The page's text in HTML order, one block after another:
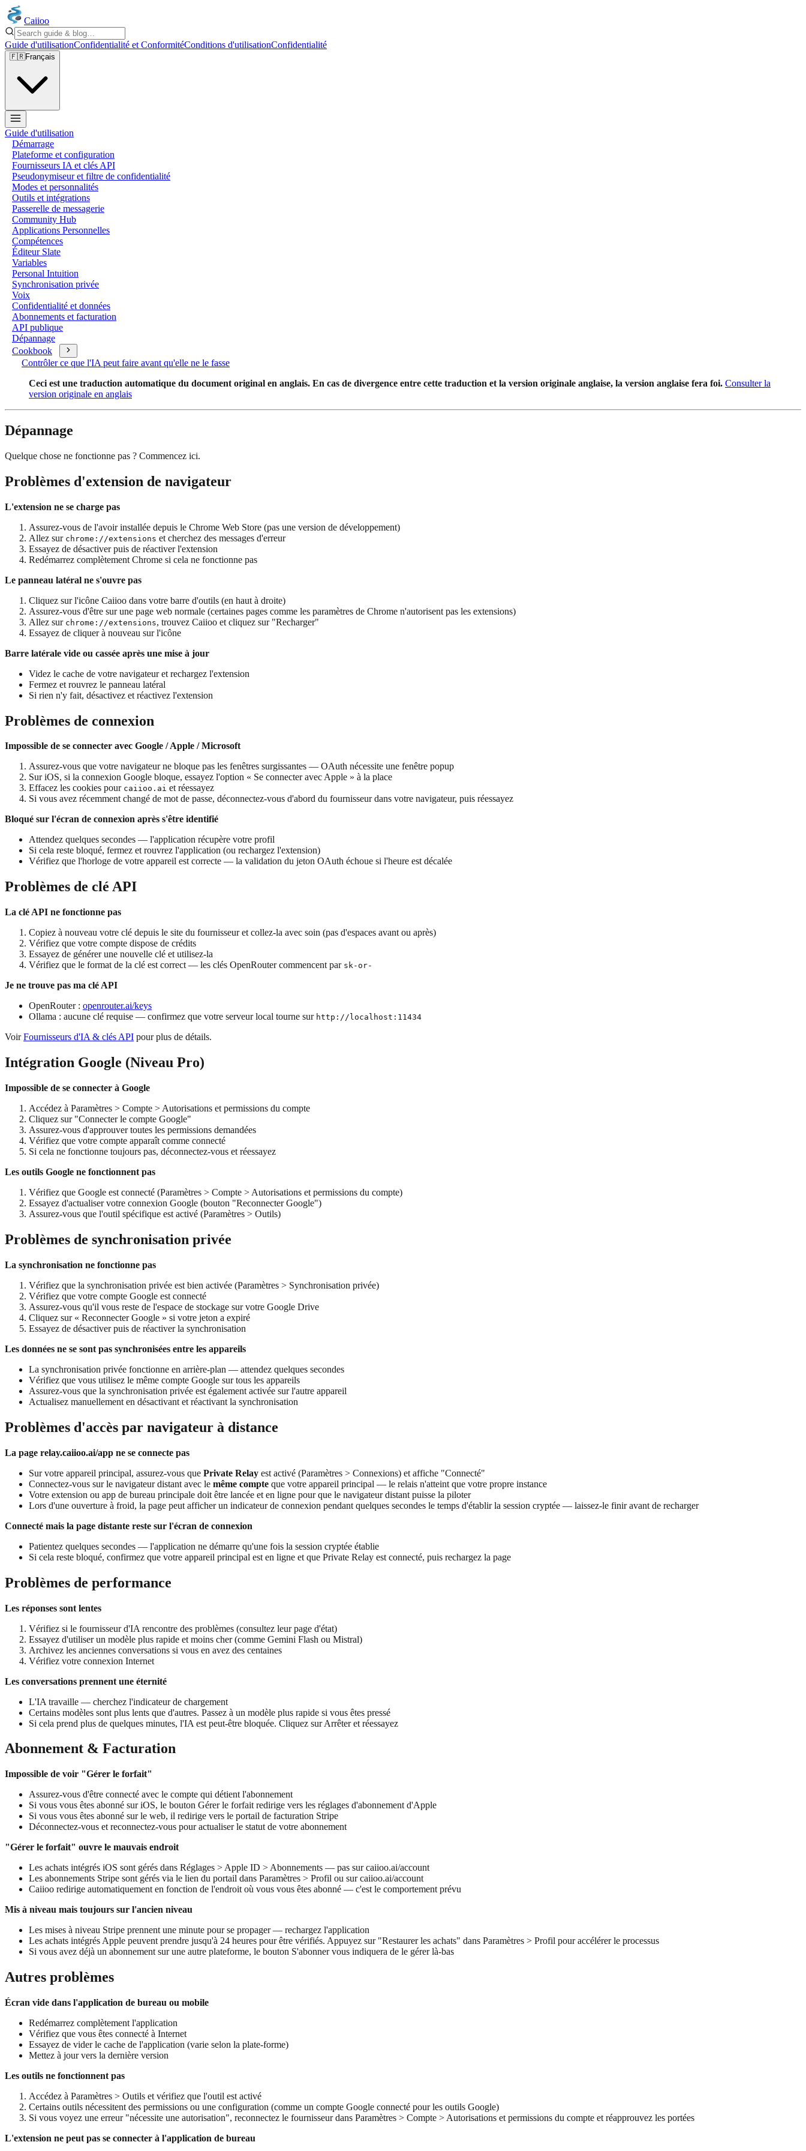
Caiioo
Guide d'utilisationConfidentialité et ConformitéConditions d'utilisationConfidentialité
🇫🇷Français
Guide d'utilisation
Démarrage
Plateforme et configuration
Fournisseurs IA et clés API
Pseudonymiseur et filtre de confidentialité
Modes et personnalités
Outils et intégrations
Passerelle de messagerie
Community Hub
Applications Personnelles
Compétences
Éditeur Slate
Variables
Personal Intuition
Synchronisation privée
Voix
Confidentialité et données
Abonnements et facturation
API publique
Dépannage
Cookbook
Contrôler ce que l'IA peut faire avant qu'elle ne le fasse
Ceci est une traduction automatique du document original en anglais. En cas de divergence entre cette traduction et la version originale anglaise, la version anglaise fera foi. Consulter la
version originale en anglais
Dépannage
Quelque chose ne fonctionne pas ? Commencez ici.
Problèmes d'extension de navigateur
L'extension ne se charge pas
Assurez-vous de l'avoir installée depuis le Chrome Web Store (pas une version de développement)
Allez sur chrome://extensions et cherchez des messages d'erreur
Essayez de désactiver puis de réactiver l'extension
Redémarrez complètement Chrome si cela ne fonctionne pas
Le panneau latéral ne s'ouvre pas
Cliquez sur l'icône Caiioo dans votre barre d'outils (en haut à droite)
Assurez-vous d'être sur une page web normale (certaines pages comme les paramètres de Chrome n'autorisent pas les extensions)
Allez sur chrome://extensions, trouvez Caiioo et cliquez sur "Recharger"
Essayez de cliquer à nouveau sur l'icône
Barre latérale vide ou cassée après une mise à jour
Videz le cache de votre navigateur et rechargez l'extension
Fermez et rouvrez le panneau latéral
Si rien n'y fait, désactivez et réactivez l'extension
Problèmes de connexion
Impossible de se connecter avec Google / Apple / Microsoft
Assurez-vous que votre navigateur ne bloque pas les fenêtres surgissantes — OAuth nécessite une fenêtre popup
Sur iOS, si la connexion Google bloque, essayez l'option « Se connecter avec Apple » à la place
Effacez les cookies pour caiioo.ai et réessayez
Si vous avez récemment changé de mot de passe, déconnectez-vous d'abord du fournisseur dans votre navigateur, puis réessayez
Bloqué sur l'écran de connexion après s'être identifié
Attendez quelques secondes — l'application récupère votre profil
Si cela reste bloqué, fermez et rouvrez l'application (ou rechargez l'extension)
Vérifiez que l'horloge de votre appareil est correcte — la validation du jeton OAuth échoue si l'heure est décalée
Problèmes de clé API
La clé API ne fonctionne pas
Copiez à nouveau votre clé depuis le site du fournisseur et collez-la avec soin (pas d'espaces avant ou après)
Vérifiez que votre compte dispose de crédits
Essayez de générer une nouvelle clé et utilisez-la
Vérifiez que le format de la clé est correct — les clés OpenRouter commencent par sk-or-
Je ne trouve pas ma clé API
OpenRouter : openrouter.ai/keys
Ollama : aucune clé requise — confirmez que votre serveur local tourne sur http://localhost:11434
VoirFournisseurs d'IA & clés API pour plus de détails.
Intégration Google (Niveau Pro)
Impossible de se connecter à Google
Accédez à Paramètres > Compte > Autorisations et permissions du compte
Cliquez sur "Connecter le compte Google"
Assurez-vous d'approuver toutes les permissions demandées
Vérifiez que votre compte apparaît comme connecté
Si cela ne fonctionne toujours pas, déconnectez-vous et réessayez
Les outils Google ne fonctionnent pas
Vérifiez que Google est connecté (Paramètres > Compte > Autorisations et permissions du compte)
Essayez d'actualiser votre connexion Google (bouton "Reconnecter Google")
Assurez-vous que l'outil spécifique est activé (Paramètres > Outils)
Problèmes de synchronisation privée
La synchronisation ne fonctionne pas
Vérifiez que la synchronisation privée est bien activée (Paramètres > Synchronisation privée)
Vérifiez que votre compte Google est connecté
Assurez-vous qu'il vous reste de l'espace de stockage sur votre Google Drive
Cliquez sur « Reconnecter Google » si votre jeton a expiré
Essayez de désactiver puis de réactiver la synchronisation
Les données ne se sont pas synchronisées entre les appareils
La synchronisation privée fonctionne en arrière-plan — attendez quelques secondes
Vérifiez que vous utilisez le même compte Google sur tous les appareils
Assurez-vous que la synchronisation privée est également activée sur l'autre appareil
Actualisez manuellement en désactivant et réactivant la synchronisation
Problèmes d'accès par navigateur à distance
La page relay.caiioo.ai/app ne se connecte pas
Sur votre appareil principal, assurez-vous que Private Relay est activé (Paramètres > Connexions) et affiche "Connecté"
Connectez-vous sur le navigateur distant avec le même compte que votre appareil principal — le relais n'atteint que votre propre instance
Votre extension ou app de bureau principale doit être lancée et en ligne pour que le navigateur distant puisse la piloter
Lors d'une ouverture à froid, la page peut afficher un indicateur de connexion pendant quelques secondes le temps d'établir la session cryptée — laissez-le finir avant de recharger
Connecté mais la page distante reste sur l'écran de connexion
Patientez quelques secondes — l'application ne démarre qu'une fois la session cryptée établie
Si cela reste bloqué, confirmez que votre appareil principal est en ligne et que Private Relay est connecté, puis rechargez la page
Problèmes de performance
Les réponses sont lentes
Vérifiez si le fournisseur d'IA rencontre des problèmes (consultez leur page d'état)
Essayez d'utiliser un modèle plus rapide et moins cher (comme Gemini Flash ou Mistral)
Archivez les anciennes conversations si vous en avez des centaines
Vérifiez votre connexion Internet
Les conversations prennent une éternité
L'IA travaille — cherchez l'indicateur de chargement
Certains modèles sont plus lents que d'autres. Passez à un modèle plus rapide si vous êtes pressé
Si cela prend plus de quelques minutes, l'IA est peut-être bloquée. Cliquez sur Arrêter et réessayez
Abonnement & Facturation
Impossible de voir "Gérer le forfait"
Assurez-vous d'être connecté avec le compte qui détient l'abonnement
Si vous vous êtes abonné sur iOS, le bouton Gérer le forfait redirige vers les réglages d'abonnement d'Apple
Si vous vous êtes abonné sur le web, il redirige vers le portail de facturation Stripe
Déconnectez-vous et reconnectez-vous pour actualiser le statut de votre abonnement
"Gérer le forfait" ouvre le mauvais endroit
Les achats intégrés iOS sont gérés dans Réglages > Apple ID > Abonnements — pas sur caiioo.ai/account
Les abonnements Stripe sont gérés via le lien du portail dans Paramètres > Profil ou sur caiioo.ai/account
Caiioo redirige automatiquement en fonction de l'endroit où vous vous êtes abonné — c'est le comportement prévu
Mis à niveau mais toujours sur l'ancien niveau
Les mises à niveau Stripe prennent une minute pour se propager — rechargez l'application
Les achats intégrés Apple peuvent prendre jusqu'à 24 heures pour être vérifiés. Appuyez sur "Restaurer les achats" dans Paramètres > Profil pour accélérer le processus
Si vous avez déjà un abonnement sur une autre plateforme, le bouton S'abonner vous indiquera de le gérer là-bas
Autres problèmes
Écran vide dans l'application de bureau ou mobile
Redémarrez complètement l'application
Vérifiez que vous êtes connecté à Internet
Essayez de vider le cache de l'application (varie selon la plate-forme)
Mettez à jour vers la dernière version
Les outils ne fonctionnent pas
Accédez à Paramètres > Outils et vérifiez que l'outil est activé
Certains outils nécessitent des permissions ou une configuration (comme un compte Google connecté pour les outils Google)
Si vous voyez une erreur "nécessite une autorisation", reconnectez le fournisseur dans Paramètres > Compte > Autorisations et permissions du compte et réapprouvez les portées
L'extension ne peut pas se connecter à l'application de bureau